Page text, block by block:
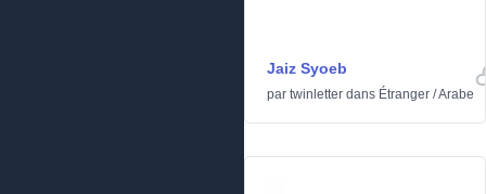
Jaiz Syoeb
par twinletter dans Étranger /Arabe